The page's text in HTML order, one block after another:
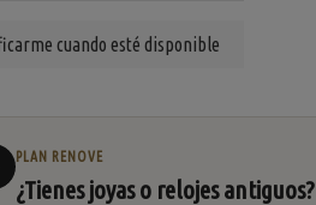
PLAN RENOVE
¿Tienes joyas o relojes antiguos?